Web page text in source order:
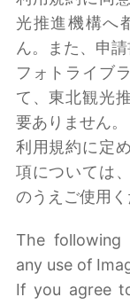
光推進機構へ
ん。また、申
フォトライブ
て、東北観光
要ありません。
利用規約に定
項については
のうえご使用く
The following
any use of
If you agree